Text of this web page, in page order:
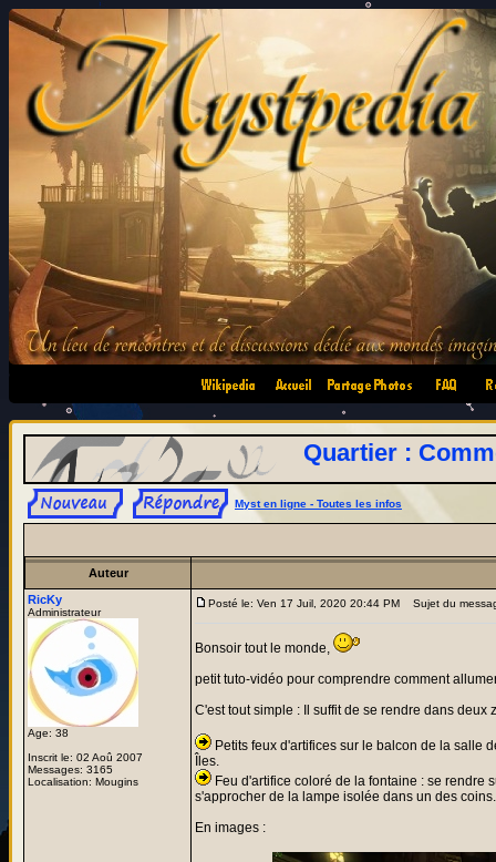
•
Quartier :
Myst en ligne - Toutes les infos
Auteur
RicKy
Administrateur
Age: 38
Inscrit le: 02 Aoû 2007
Messages: 3165
Localisation: Mougins
Posté le: Ven 17 Juil, 2020 20:44 PM Sujet du
Bonsoir tout le monde,
petit tuto-vidéo pour comprendre comment
C'est tout simple : Il suffit de se rendre dans
Petits feux d'artifices sur le balcon de la salle
Îles.
Feu d'artifice coloré de la fontaine : se rendre
s'approcher de la lampe isolée dans un des coins.
En images :